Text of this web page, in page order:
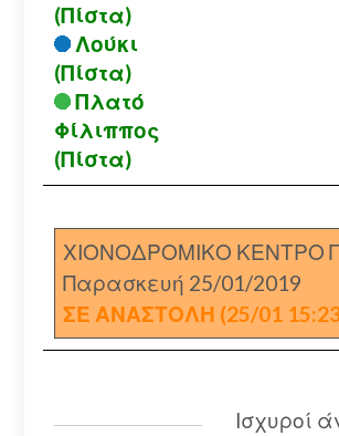
(Πίστα)
Λούκι
(Πίστα)
Πλατό
Φίλιππος
(Πίστα)
ΧΙΟΝΟΔΡΟΜΙΚΟ ΚΕΝΤΡΟ
Παρασκευή 25/01/2019
ΣΕ ΑΝΑΣΤΟΛΗ (25/01
Ισχυροί